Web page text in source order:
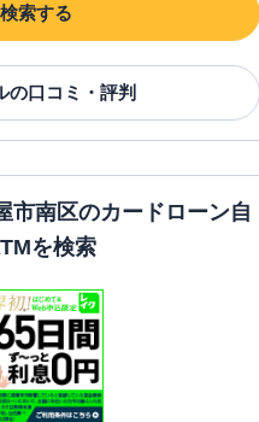
検索する
の口コミ・評判
市南区のカードローン自
を検索